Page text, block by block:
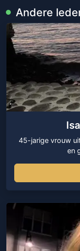
Andere
45-jarige vrouw
en